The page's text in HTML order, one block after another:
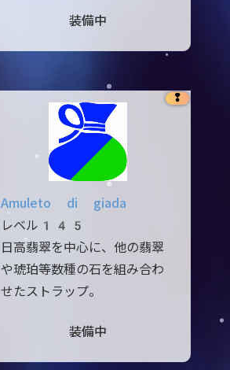
装備中
❢
Amuleto di giada
レベル145
日高翡翠を中心に、他の翡翠
や琥珀等数種の石を組み合わ
せたストラップ。
装備中